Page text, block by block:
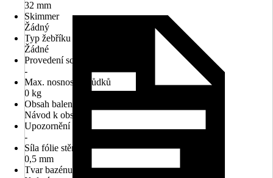
32 mm
Skimmer
Žádný
Typ žebříku
Žádné
Provedení schůdků k bazénu
-
Max. nosnost schůdků
0 kg
Obsah balení
Návod k obsluze
Upozornění
-
Síla fólie stěny
0,5 mm
Tvar bazénu